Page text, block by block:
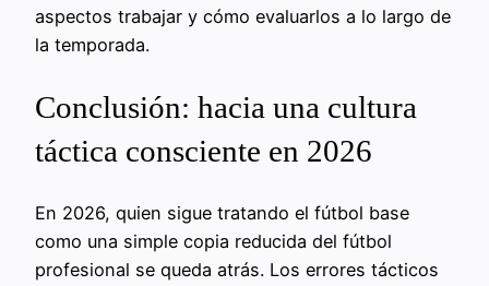
aspectos trabajar y cómo evaluarlos a lo largo de
la temporada.
Conclusión: hacia una cultura
táctica consciente en 2026
En 2026, quien sigue tratando el fútbol base
como una simple copia reducida del fútbol
profesional se queda atrás. Los errores tácticos